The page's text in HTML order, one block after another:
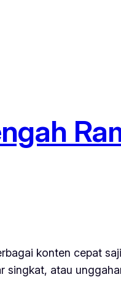
konten cepat
atau